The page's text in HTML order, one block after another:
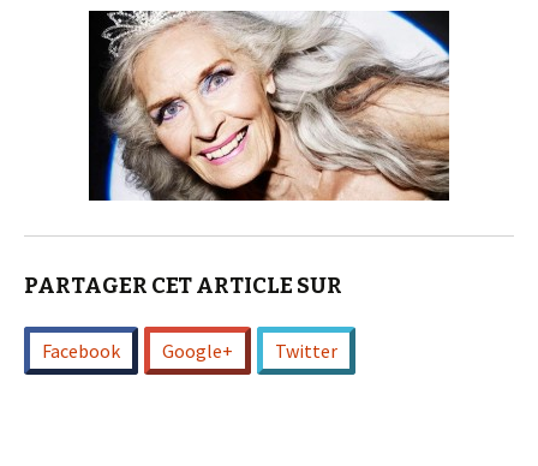
PARTAGER CET ARTICLE SUR
Facebook Google+ Twitter